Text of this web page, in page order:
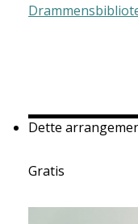
Dette
Gratis